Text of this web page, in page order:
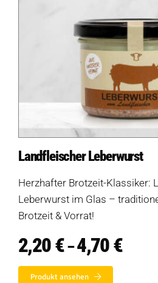
Landfleischer Leberwurst
Herzhafter Brotzeit-Klassiker:
Leberwurst im Glas –
Brotzeit & Vorrat!
2,20€ –4,70€2,20 €
Produkt ansehen